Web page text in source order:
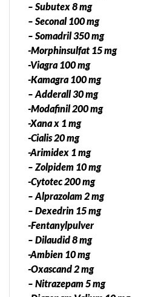
– Subutex 8 mg
– Seconal 100 mg
– Somadril 350 mg
-Morphinsulfat 15 mg
-Viagra 100 mg
-Kamagra 100 mg
– Adderall 30 mg
-Modafinil 200 mg
-Xana x 1 mg
-Cialis 20 mg
-Arimidex 1 mg
– Zolpidem 10 mg
-Cytotec 200 mg
– Alprazolam 2 mg
– Dexedrin 15 mg
-Fentanylpulver
– Dilaudid 8 mg
-Ambien 10 mg
-Oxascand 2 mg
– Nitrazepam 5 mg